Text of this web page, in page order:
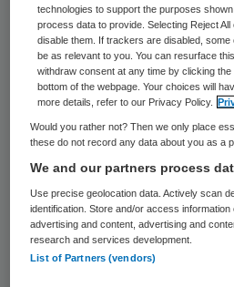
dinsdag bekend gemaakt.
De dekkingsgraad, de
aangeeft in hoeverre
verplichtingen kan
vooruit van 89,2 naar
Onderzoeksbureau Aon
onlangs al dat de
financiële gezondheid
wat zagen verbeteren.
technologies to support the purposes
process data to provide. Selecting Reject
disable them. If trackers are disabled,
be as relevant to you. You can resurface
withdraw consent at any time by clicking
bottom of the webpage. Your choices will
more details, refer to our Privacy Policy.
Would you rather not? Then we only place
these do not record any data about you as a
We and our partners process
Use precise geolocation data. Actively scan
identification. Store and/or access
advertising and content, advertising and
research and services development.
List of Partners (vendors)